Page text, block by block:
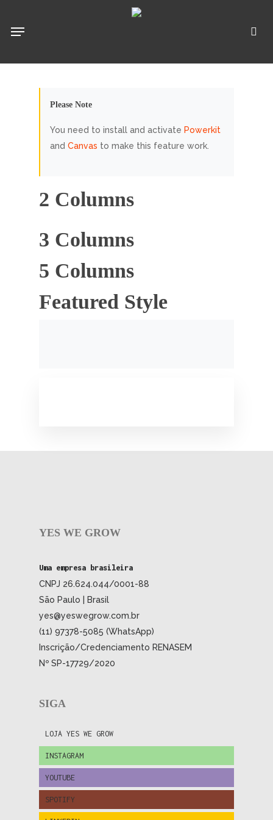
Menu
Please Note
You need to install and activate Powerkit
and Canvas to make this feature work.
2 Columns
3 Columns
5 Columns
Featured Style
YES WE GROW
Uma empresa brasileira
CNPJ 26.624.044/0001-88
São Paulo | Brasil
yes@yeswegrow.com.br
(11) 97378-5085 (WhatsApp)
Inscrição/Credenciamento RENASEM
Nº SP-17729/2020
SIGA
LOJA YES WE GROW
INSTAGRAM
YOUTUBE
SPOTIFY